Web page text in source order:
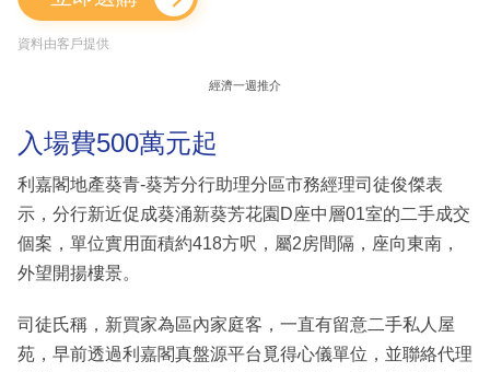
資料由客戶提供
經濟一週推介
入場費500萬元起
利嘉閣地產葵青-葵芳分行助理分區市務經理司徒俊傑表
示，分行新近促成葵涌新葵芳花園D座中層01室的二手成交
個案，單位實用面積約418方呎，屬2房間隔，座向東南，
外望開揚樓景。
司徒氏稱，新買家為區內家庭客，一直有留意二手私人屋
苑，早前透過利嘉閣真盤源平台覓得心儀單位，並聯絡代理